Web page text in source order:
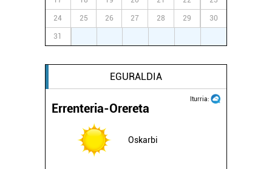
24 25 26 27 28 29 30
31
EGURALDIA
Iturria:
Errenteria-Orereta
Oskarbi